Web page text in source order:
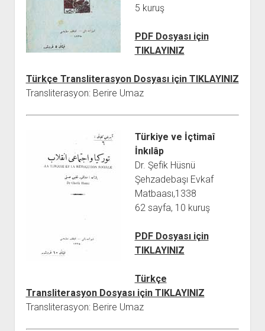
5 kuruş
PDF Dosyası için
TIKLAYINIZ
Türkçe Transliterasyon Dosyası için TIKLAYINIZ
Transliterasyon: Berire Umaz
Türkiye ve İçtimaî
İnkılâp
Dr. Şefik Hüsnü
Şehzadebaşı Evkaf
Matbaası,1338
62 sayfa, 10 kuruş
PDF Dosyası için
TIKLAYINIZ
Türkçe
Transliterasyon Dosyası için TIKLAYINIZ
Transliterasyon: Berire Umaz